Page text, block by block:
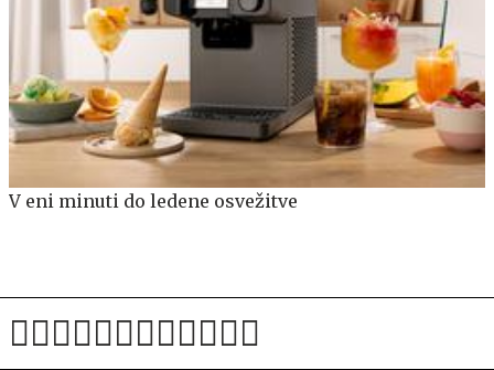
V eni minuti do ledene osvežitve